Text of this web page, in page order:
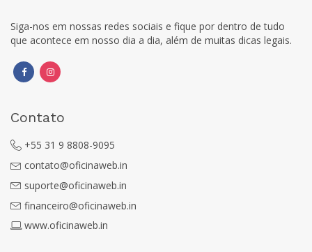
Siga-nos em nossas redes sociais e fique por dentro de tudo
que acontece em nosso dia a dia, além de muitas dicas legais.
Contato
+55 31 9 8808-9095
contato@oficinaweb.in
suporte@oficinaweb.in
financeiro@oficinaweb.in
www.oficinaweb.in